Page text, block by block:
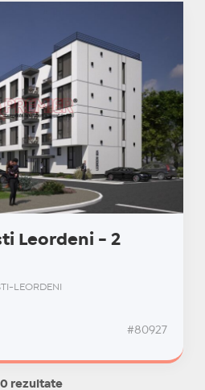
Leordeni - 2
LEORDENI
#80927
rezultate